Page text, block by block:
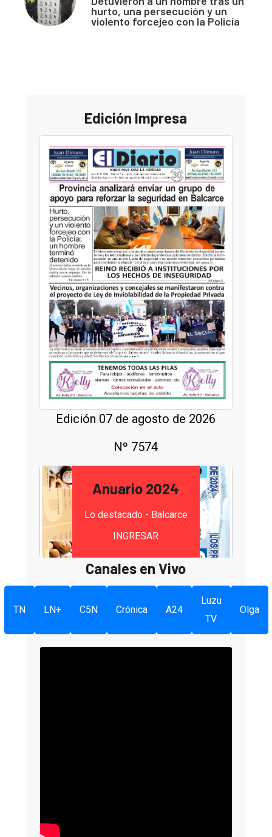
hurto, una persecución y un
violento forcejeo con la Policía
Edición Impresa
Edición 07 de agosto de 2026
Nº 7574
Anuario 2024
Lo destacado - Balcarce
INGRESAR
Canales en Vivo
TN LN+ C5N Crónica A24
Luzu
TV
Olga